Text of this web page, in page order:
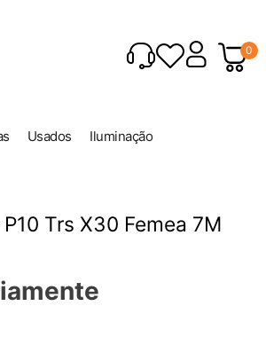
0
Usados Iluminação
Trs X30 Femea 7M